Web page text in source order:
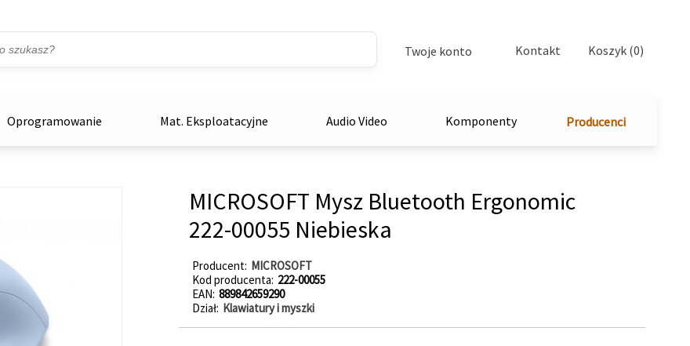
Twoje konto Kontakt Koszyk (0)
Oprogramowanie Mat. Eksploatacyjne Audio Video Komponenty Producenci
MICROSOFT Mysz Bluetooth Ergonomic
222-00055 Niebieska
Producent MICROSOFT
Kod producenta 222-00055
EAN 889842659290
Dział Klawiatury i myszki